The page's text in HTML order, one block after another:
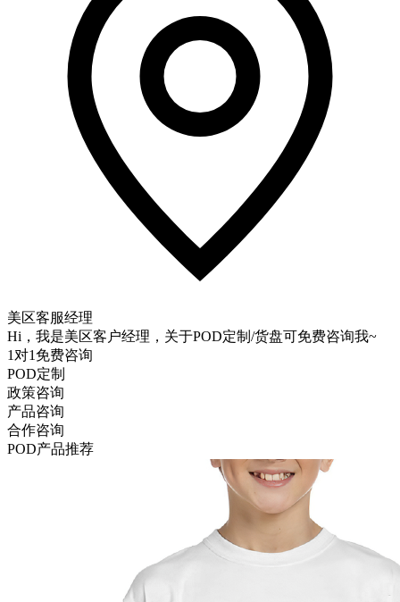
美区客服经理
Hi，我是美区客户经理，关于POD定制/货盘可免费咨询我~
1对1免费咨询
POD定制
政策咨询
产品咨询
合作咨询
POD产品推荐